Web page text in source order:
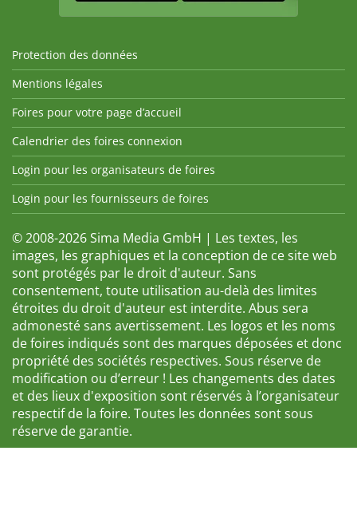
Protection des données
Mentions légales
Foires pour votre page d’accueil
Calendrier des foires connexion
Login pour les organisateurs de foires
Login pour les fournisseurs de foires
© 2008-2026 Sima Media GmbH | Les textes, les
images, les graphiques et la conception de ce site web
sont protégés par le droit d'auteur. Sans
consentement, toute utilisation au-delà des limites
étroites du droit d'auteur est interdite. Abus sera
admonesté sans avertissement. Les logos et les noms
de foires indiqués sont des marques déposées et donc
propriété des sociétés respectives. Sous réserve de
modification ou d’erreur ! Les changements des dates
et des lieux d'exposition sont réservés à l’organisateur
respectif de la foire. Toutes les données sont sous
réserve de garantie.